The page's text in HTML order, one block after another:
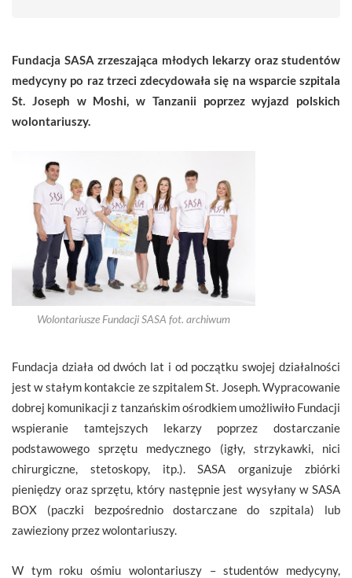
Fundacja SASA zrzeszająca młodych lekarzy oraz studentów
medycyny po raz trzeci zdecydowała się na wsparcie szpitala
St. Joseph w Moshi, w Tanzanii poprzez wyjazd polskich
wolontariuszy.
Wolontariusze Fundacji SASA fot. archiwum
Fundacja działa od dwóch lat i od początku swojej działalności
jest w stałym kontakcie ze szpitalem St. Joseph. Wypracowanie
dobrej komunikacji z tanzańskim ośrodkiem umożliwiło Fundacji
wspieranie tamtejszych lekarzy poprzez dostarczanie
podstawowego sprzętu medycznego (igły, strzykawki, nici
chirurgiczne, stetoskopy, itp.). SASA organizuje zbiórki
pieniędzy oraz sprzętu, który następnie jest wysyłany w SASA
BOX (paczki bezpośrednio dostarczane do szpitala) lub
zawieziony przez wolontariuszy.
W tym roku ośmiu wolontariuszy – studentów medycyny,